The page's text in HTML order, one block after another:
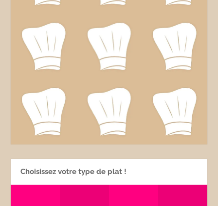
Choisissez votre type de plat !